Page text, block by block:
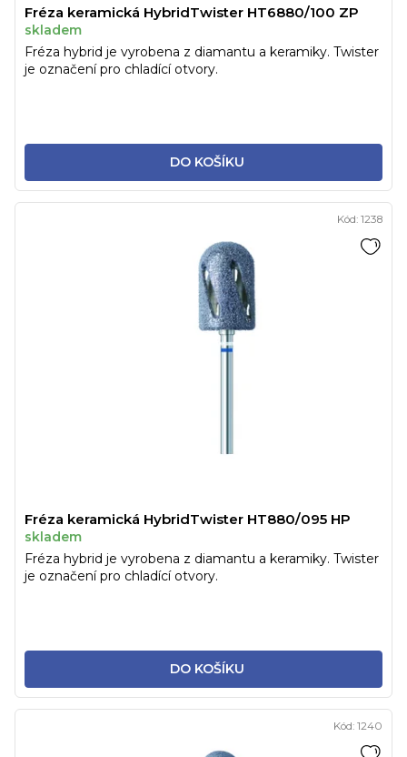
Fréza keramická HybridTwister HT6880/100 ZP
skladem
DO KOŠÍKU
Fréza hybrid je vyrobena z diamantu a keramiky. Twister
je označení pro chladící otvory.
Fréza keramická HybridTwister HT880/095 HP
skladem
DO KOŠÍKU
Fréza hybrid je vyrobena z diamantu a keramiky. Twister
je označení pro chladící otvory.
Kód: 1238
Kód: 1240